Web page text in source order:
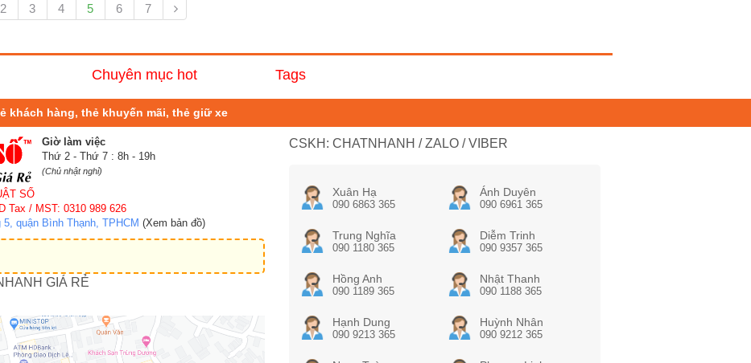
2 3 4 5 6 7
Chuyên mục hot Tags
khách hàng, thẻ khuyến mãi, thẻ giữ xe
Giờ làm việc
Thứ 2 - Thứ 7 : 8h - 19h
(Chủ nhật nghỉ)
SỐ
Tax / MST: 0310 989 626
quận Bình Thạnh, TPHCM (Xem bản đồ)
GIÁ RẺ
CSKH: CHATNHANH / ZALO / VIBER
Xuân Hạ
090 6863 365
Ánh Duyên
090 6961 365
Trung Nghĩa
090 1180 365
Diễm Trinh
090 9357 365
Hồng Anh
090 1189 365
Nhật Thanh
090 1188 365
Hạnh Dung
090 9213 365
Huỳnh Nhân
090 9212 365